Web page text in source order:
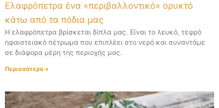
Ελαφρόπετρα ένα «περιβαλλοντικό» ορυκτό
κάτω από τα πόδια μας
H ελαφρόπετρα βρίσκεται δίπλα μας. Είναι το λευκό, τεφρό
ηφαιστειακό πέτρωμα που επιπλέει στο νερό και συναντάμε
σε διάφορα μέρη της περιοχής μας.
Περισσότερα »